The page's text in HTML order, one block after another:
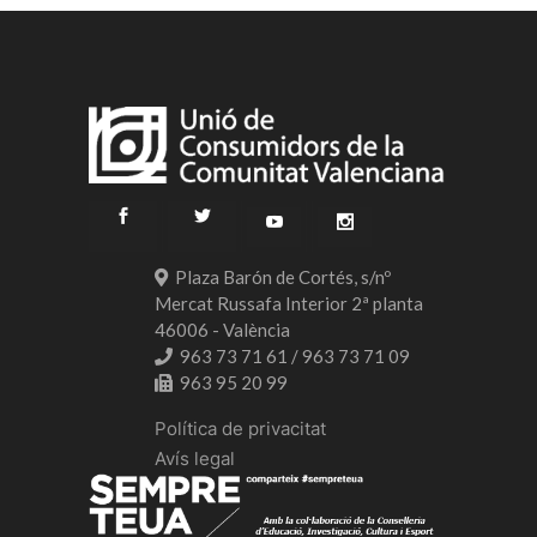
Plaza Barón de Cortés, s/nº
Mercat Russafa Interior 2ª planta
46006 - València
963 73 71 61 / 963 73 71 09
963 95 20 99
Política de privacitat
Avís legal